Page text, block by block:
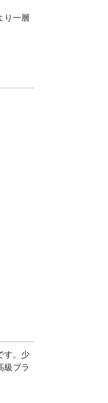
り一層
す。少
級ブラ